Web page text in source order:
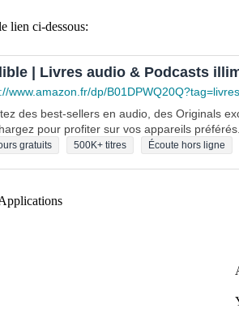
lien ci-dessous:
| Livres audio & Podcasts
www.amazon.fr/dp/
des best-sellers en audio, des Originals
pour profiter sur vos appareils
gratuits 500K+ titres Écoute hors ligne